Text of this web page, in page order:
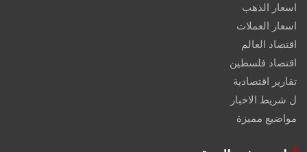
اسعار الذهب
اسعار العملات
اقتصاد العالم
اقتصاد فلسطين
تقارير اقتصادية
ل شريط الاخبار
مواضيع مميزة